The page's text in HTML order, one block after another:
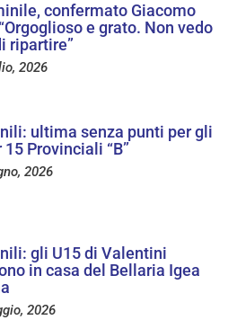
confermato Giacomo
e grato. Non vedo
ripartire”
2026
ultima senza punti per gli
15 Provinciali “B”
2026
gli U15 di Valentini
in casa del Bellaria Igea
2026